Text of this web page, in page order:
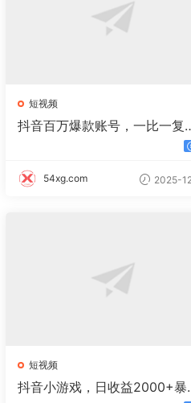
短视频
抖音百万爆款账号，一比一复
内容教程，从0-1实操课，小
54xg.com 2025-
短视频
抖音小游戏，日收益2000+暴